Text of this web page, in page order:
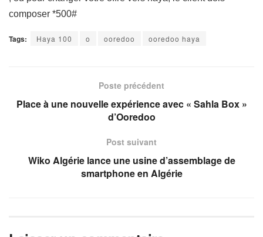
composer *500#
Tags: Haya 100 o ooredoo ooredoo haya
Poste précédent
Place à une nouvelle expérience avec « Sahla Box »
d’Ooredoo
Post suivant
Wiko Algérie lance une usine d’assemblage de
smartphone en Algérie